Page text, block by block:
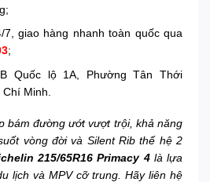
giao hàng nhanh toàn quốc qua
;
Quốc lộ 1A, Phường Tân Thới
Minh.
bám đường ướt vượt trội, khả năng
vòng đời và Silent Rib thế hệ 2
215/65R16 Primacy 4là lựa
lịch và MPV cỡ trung. Hãy liên hệ